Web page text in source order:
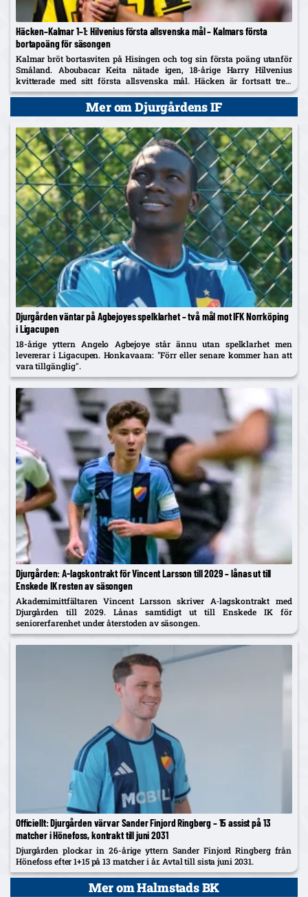
Häcken–Kalmar 1–1: Hilvenius första allsvenska mål – Kalmars första
bortapoäng för säsongen
Kalmar bröt bortasviten på Hisingen och tog sin första poäng utanför
Småland. Aboubacar Keita nätade igen, 18-årige Harry Hilvenius
kvitterade med sitt första allsvenska mål. Häcken är fortsatt trea,
Kalmar kliver upp på tionde plats.
Mer om Djurgårdens IF
Djurgården väntar på Agbejoyes spelklarhet – två mål mot IFK Norrköping
i Ligacupen
18-årige yttern Angelo Agbejoye står ännu utan spelklarhet men
levererar i Ligacupen. Honkavaara: "Förr eller senare kommer han att
vara tillgänglig".
Djurgården: A‑lagskontrakt för Vincent Larsson till 2029 – lånas ut till
Enskede IK resten av säsongen
Akademimittfältaren Vincent Larsson skriver A‑lagskontrakt med
Djurgården till 2029. Lånas samtidigt ut till Enskede IK för
seniorerfarenhet under återstoden av säsongen.
Officiellt: Djurgården värvar Sander Finjord Ringberg – 15 assist på 13
matcher i Hönefoss, kontrakt till juni 2031
Djurgården plockar in 26-årige yttern Sander Finjord Ringberg från
Hönefoss efter 1+15 på 13 matcher i år. Avtal till sista juni 2031.
Mer om Halmstads BK